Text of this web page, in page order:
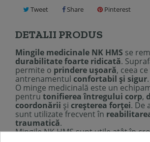
Tweet Share Pinterest
DETALII PRODUS
Mingile medicinale NK HMS se
durabilitate foarte ridicată.
permite o prindere ușoară, ceea
antrenamentul confortabil și sigur.
O minge medicinală este un
pentru tonifierea întregului corp,
coordonării și creșterea forței. De
sunt utilizate frecvent în
traumatică.
Mingile NK HMS sunt utile atât în